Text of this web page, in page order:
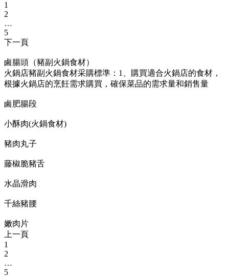
1
2
…
5
下一頁
鹵腸頭（豬副火鍋食材）
火鍋店豬副火鍋食材采購標準：1、購買適合火鍋店的食材，
根據火鍋店的烹飪需求購買，確保菜品的需求量和銷售量
鹵肥腸段
小酥肉(火鍋食材)
豬肉丸子
藤椒脆豬舌
水晶滑肉
千絲豬腰
嫩肉片
上一頁
1
2
…
5